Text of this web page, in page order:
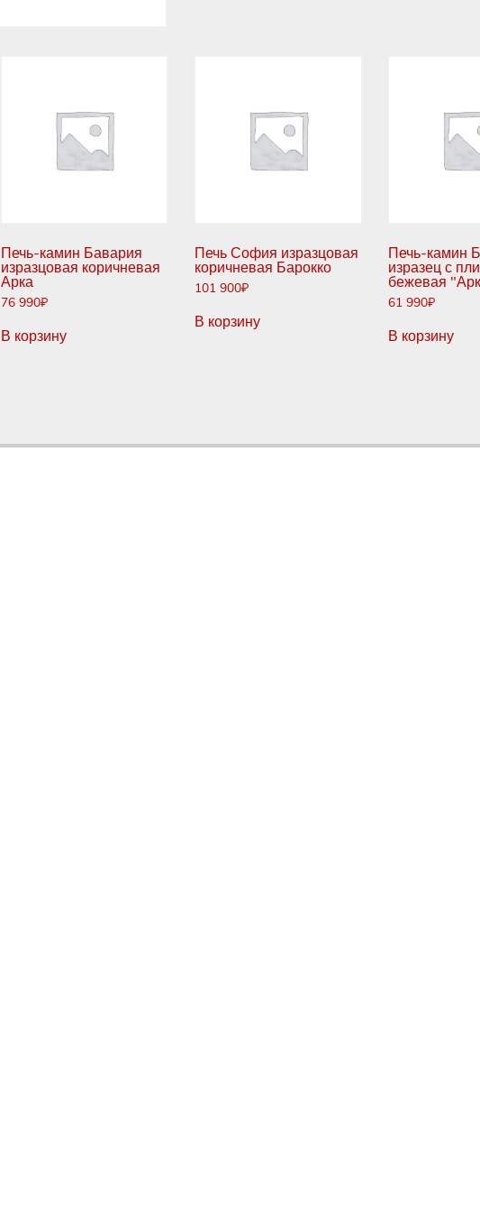
Печь-камин Бавария
изразцовая коричневая
Арка
76 990₽
В корзину
Печь София изразцовая
коричневая Барокко
101 900₽
В корзину
Печь-камин
изразец с
бежевая
61 990₽
В корзину